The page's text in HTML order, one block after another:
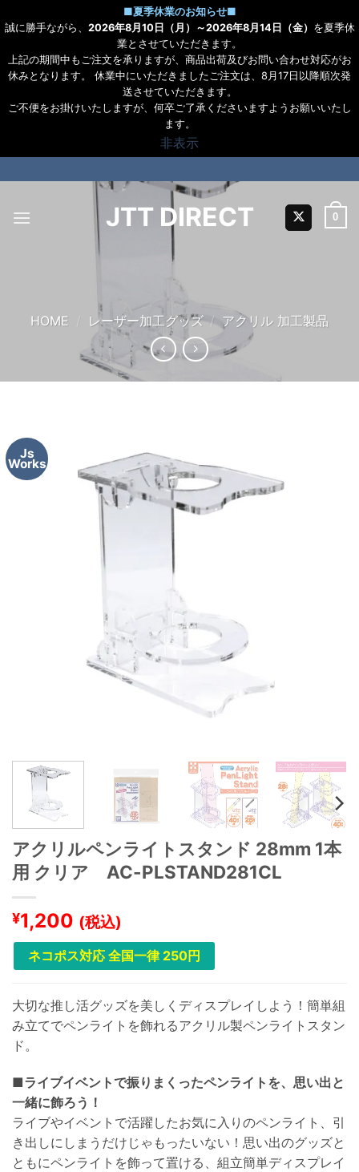
■夏季休業のお知らせ■
誠に勝手ながら、 2026年8月10日（月）～2026年8月14日（金） を夏季休
業とさせていただきます。
上記の期間中もご注文を承りますが、商品出荷及びお問い合わせ対応がお
休みとなります。 休業中にいただきましたご注文は、8月17日以降順次発
送させていただきます。
ご不便をお掛けいたしますが、何卒ご了承くださいますようお願いいたし
ます。
非表示
to
JTT DIRECT 0
HOME / レーザー加工グッズ / アクリル 加工製品
Js
Works
アクリルペンライトスタンド 28mm 1本
用 クリア AC-PLSTAND281CL
¥1,200 (税込)
ネコポス対応 全国一律 250円
大切な推し活グッズを美しくディスプレイしよう！簡単組
み立てでペンライトを飾れるアクリル製ペンライトスタン
ド。
■ライブイベントで振りまくったペンライトを、思い出と
一緒に飾ろう！
ライブやイベントで活躍したお気に入りのペンライト、引
き出しにしまうだけじゃもったいない！思い出のグッズと
ともにペンライトを飾って置ける、組立簡単ディスプレイ